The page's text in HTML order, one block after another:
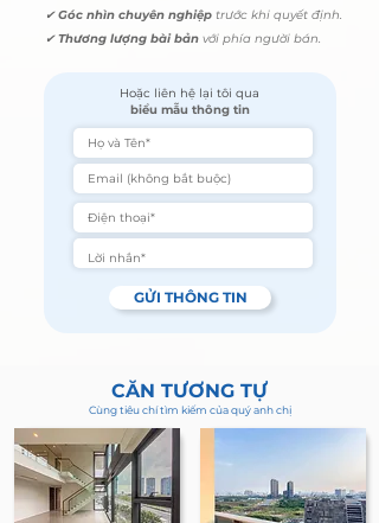
✔Góc nhìn chuyên nghiệp trước khi quyết định.
✔Thương lượng bài bản với phía người bán.
Hoặc liên hệ lại tôi qua
biểu mẫu thông tin
GỬI THÔNG TIN
CĂN TƯƠNG TỰ
Cùng tiêu chí tìm kiếm của quý anh chị